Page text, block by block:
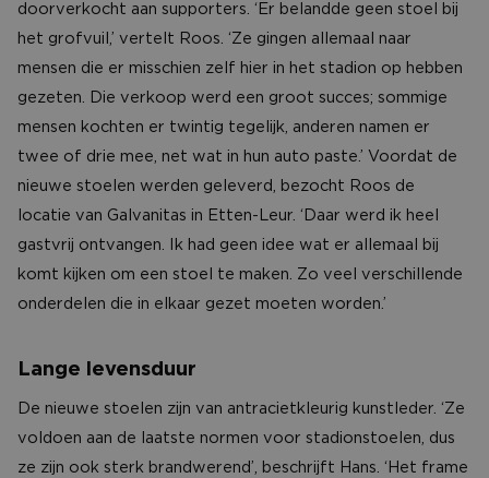
doorverkocht aan supporters. ‘Er belandde geen stoel bij
het grofvuil,’ vertelt Roos. ‘Ze gingen allemaal naar
mensen die er misschien zelf hier in het stadion op hebben
gezeten. Die verkoop werd een groot succes; sommige
mensen kochten er twintig tegelijk, anderen namen er
twee of drie mee, net wat in hun auto paste.’ Voordat de
nieuwe stoelen werden geleverd, bezocht Roos de
locatie van Galvanitas in Etten-Leur. ‘Daar werd ik heel
gastvrij ontvangen. Ik had geen idee wat er allemaal bij
komt kijken om een stoel te maken. Zo veel verschillende
onderdelen die in elkaar gezet moeten worden.’
Lange levensduur
De nieuwe stoelen zijn van antracietkleurig kunstleder. ‘Ze
voldoen aan de laatste normen voor stadionstoelen, dus
ze zijn ook sterk brandwerend’, beschrijft Hans. ‘Het frame